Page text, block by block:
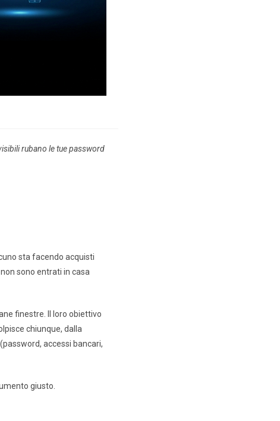
rubano le tue password
sta facendo acquisti
sono entrati in casa
finestre. Il loro obiettivo
chiunque, dalla
accessi bancari,
giusto.